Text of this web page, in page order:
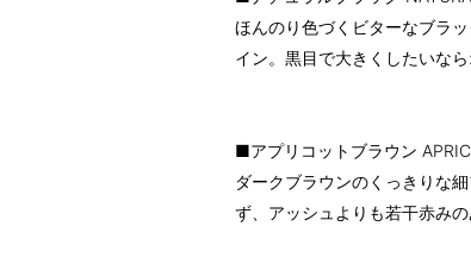
ほんのり色づくビターなブラ
イン。黒目で大きくしたいなら
■アプリコットブラウン
ダークブラウンのくっきりな
ず、アッシュよりも若干赤み